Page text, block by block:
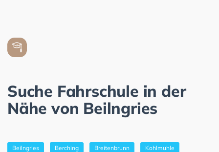
Suche Fahrschule in der
Nähe von Beilngries
Beilngries Berching Breitenbrunn Kohlmühle